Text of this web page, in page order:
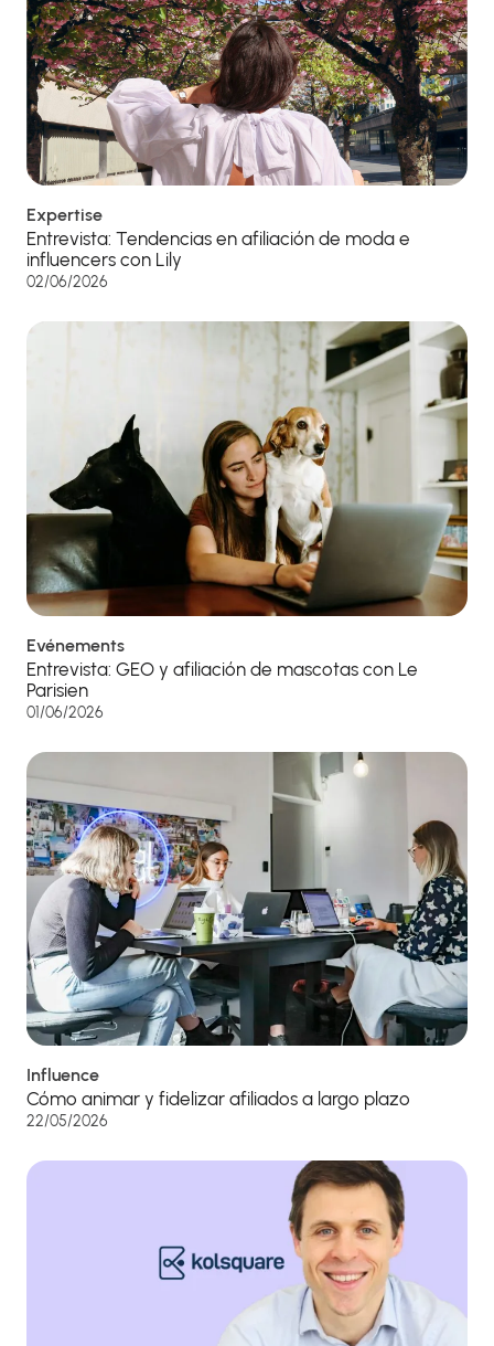
Expertise
Entrevista: Tendencias en afiliación de moda e
influencers con Lily
02/06/2026
Evénements
Entrevista: GEO y afiliación de mascotas con Le
Parisien
01/06/2026
Influence
Cómo animar y fidelizar afiliados a largo plazo
22/05/2026